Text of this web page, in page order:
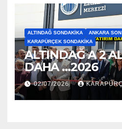
ALTINDAĞ SONDAKIKA
ANKARA
KARAPÜRÇEK SONDAKIKA
ALTINDAĞ A 2
DAHA …2026
02/07/2026